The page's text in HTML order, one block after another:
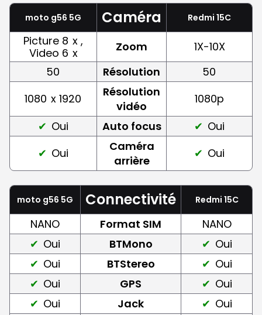
moto g56 5G Caméra Redmi 15C
Picture 8 x ,
Video 6 x Zoom
1X-10X
50
Résolution
50
1080 x 1920
Résolution
vidéo
1080p
Oui
Auto focus
Oui
Oui
Caméra
arrière
Oui
moto g56 5G Connectivité Redmi 15C
NANO Format SIM
NANO
Oui
BTMono
Oui
Oui
BTStereo
Oui
Oui
GPS
Oui
Oui
Jack
Oui